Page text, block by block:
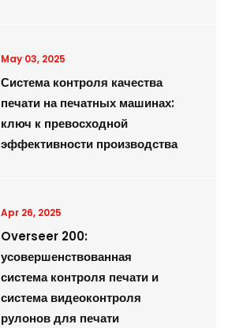
May 03, 2025
Система контроля качества
печати на печатных машинах:
ключ к превосходной
эффективности производства
Apr 26, 2025
Overseer 200:
усовершенствованная
система контроля печати и
система видеоконтроля
рулонов для печати